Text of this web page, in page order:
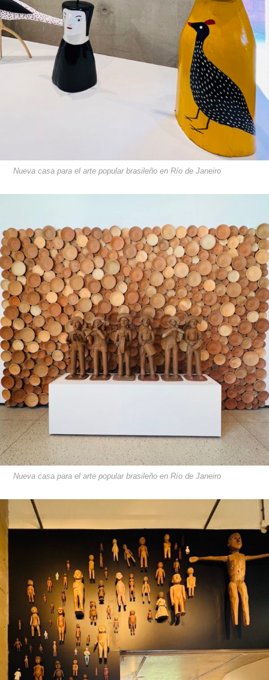
Nueva casa para el arte popular brasileño en Río de Janeiro
Nueva casa para el arte popular brasileño en Río de Janeiro